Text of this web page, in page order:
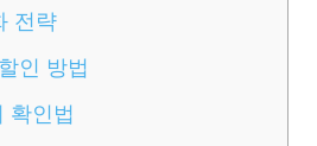
전략
인 방법
확인법